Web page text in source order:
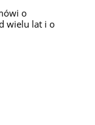
o
wielu lat i o